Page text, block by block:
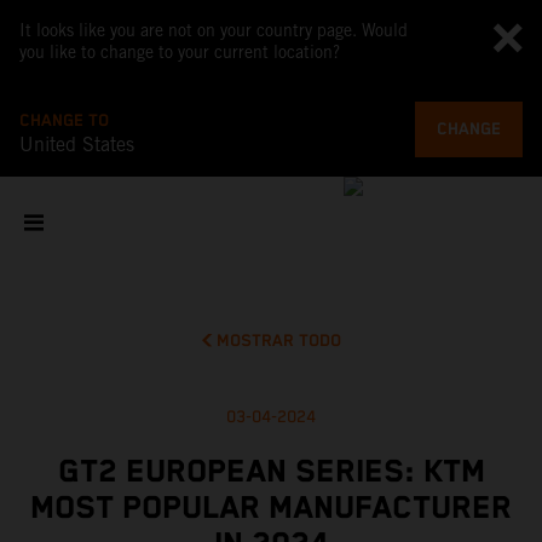
It looks like you are not on your country page. Would
you like to change to your current location?
CHANGE TO
United States
CHANGE
MOSTRAR TODO
03-04-2024
GT2 EUROPEAN SERIES: KTM
MOST POPULAR MANUFACTURER